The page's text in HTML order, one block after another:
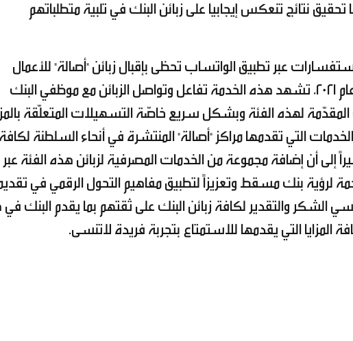
نتائج تنعكس إيجابيا على زبائن البنك في تلبية متطلباتهم
عبر تطبيق الواتساب تحظى بإقبال زبائن "أصالة" للأعمال
المصرفية المميزة، فمنذ تدشينها في عام 2021، تشهد هذه الخدمة تفاعل وتواصل الزبائن مع موظفي البنك
لهذه الفئة وبشكل سريع خاصّة التسهيلات المتعلّقة
التي تقدمها مراكز "أصالة" المنتشرة في أنحاء السلطنة لكافة
إلى أن إضافة مجموعة من الخدمات المصرفية لزبائن هذه الفئة عبر
لرؤية بنك مسقط وتعزيزاً لتطبيق مفاهيم التحول الرقمي في
الشكر والتقدير لكافة زبائن البنك على ثقتهم بما يقدم البنك في
التي يقدمها للاستمتاع بتجربة فريدة لاتنسى.